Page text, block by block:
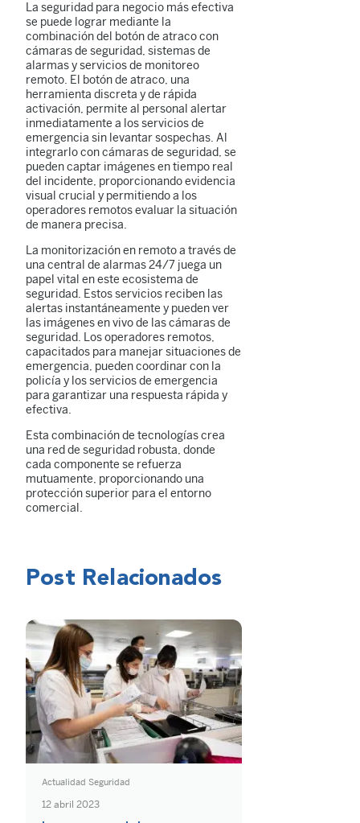
La seguridad para negocio más efectiva
se puede lograr mediante la
combinación del botón de atraco con
cámaras de seguridad, sistemas de
alarmas y servicios de monitoreo
remoto. El botón de atraco, una
herramienta discreta y de rápida
activación, permite al personal alertar
inmediatamente a los servicios de
emergencia sin levantar sospechas. Al
integrarlo con cámaras de seguridad, se
pueden captar imágenes en tiempo real
del incidente, proporcionando evidencia
visual crucial y permitiendo a los
operadores remotos evaluar la situación
de manera precisa.
La monitorización en remoto a través de
una central de alarmas 24/7 juega un
papel vital en este ecosistema de
seguridad. Estos servicios reciben las
alertas instantáneamente y pueden ver
las imágenes en vivo de las cámaras de
seguridad. Los operadores remotos,
capacitados para manejar situaciones de
emergencia, pueden coordinar con la
policía y los servicios de emergencia
para garantizar una respuesta rápida y
efectiva.
Esta combinación de tecnologías crea
una red de seguridad robusta, donde
cada componente se refuerza
mutuamente, proporcionando una
protección superior para el entorno
comercial.
Post Relacionados
Actualidad Seguridad
12 abril 2023